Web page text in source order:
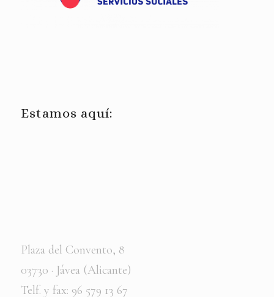
Estamos aquí:
Plaza del Convento, 8
03730 · Jávea (Alicante)
Telf. y fax: 96 579 13 67